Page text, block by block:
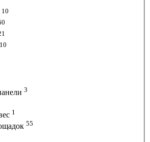
10
10
3
1
55